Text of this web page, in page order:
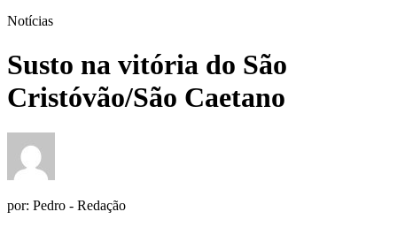
Notícias
Susto na vitória do São
Cristóvão/São Caetano
por: Pedro - Redação